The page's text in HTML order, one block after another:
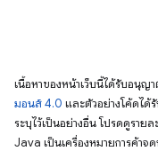
เนื้อหาของหน้าเว็บนี้ได้รับอนุญ
มอนส์ 4.0 และตัวอย่างโค้ดได้
ระบุไว้เป็นอย่างอื่น โปรดดูรายล
Java เป็นเครื่องหมายการค้า